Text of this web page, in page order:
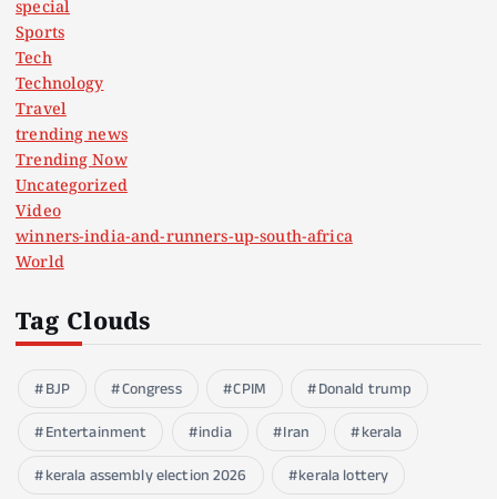
special
Sports
Tech
Technology
Travel
trending news
Trending Now
Uncategorized
Video
winners-india-and-runners-up-south-africa
World
Tag Clouds
BJP Congress CPIM
Donald trump
Entertainment
india Iran
kerala
kerala assembly election 2026
kerala lottery